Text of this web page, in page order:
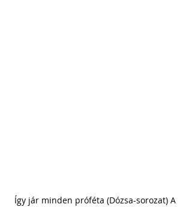
Így jár minden próféta (Dózsa-sorozat) A